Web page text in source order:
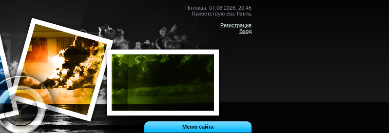
Пятница, 07.08.2026, 20:45
Приветствую Вас Гость
Регистрация
Вход
Меню сайта